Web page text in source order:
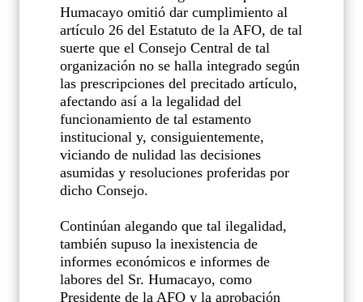
Humacayo omitió dar cumplimiento al
artículo 26 del Estatuto de la AFO, de tal
suerte que el Consejo Central de tal
organización no se halla integrado según
las prescripciones del precitado artículo,
afectando así a la legalidad del
funcionamiento de tal estamento
institucional y, consiguientemente,
viciando de nulidad las decisiones
asumidas y resoluciones proferidas por
dicho Consejo.
Continúan alegando que tal ilegalidad,
también supuso la inexistencia de
informes económicos e informes de
labores del Sr. Humacayo, como
Presidente de la AFO y la aprobación